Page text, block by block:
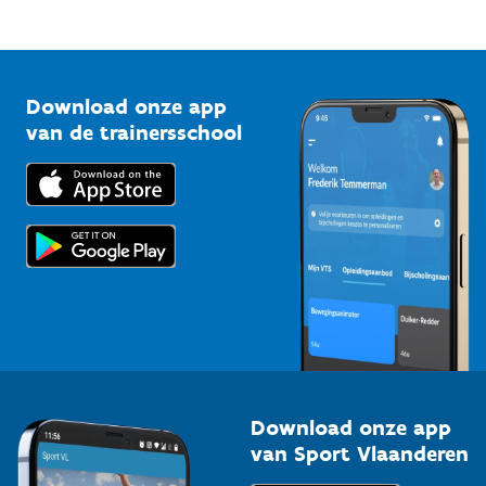
Bedrijven
Trainers en begeleiders
Topsporters
Vlaamse Trainersschool
Kennisplatform
Downloads
Voor de pers
Download onze app
van de trainersschool
Download onze app
van Sport Vlaanderen